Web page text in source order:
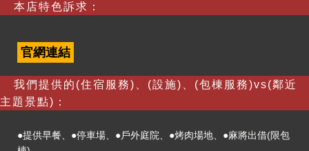
本店特色訴求：
官網連結
我們提供的(住宿服務)、(設施)、(包棟服務)vs(鄰近
主題景點)：
●提供早餐、●停車場、●戶外庭院、●烤肉場地、●麻將出借(限包